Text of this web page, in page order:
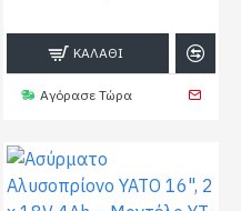
ΚΑΛΆΘΙ
Αγόρασε Τώρα